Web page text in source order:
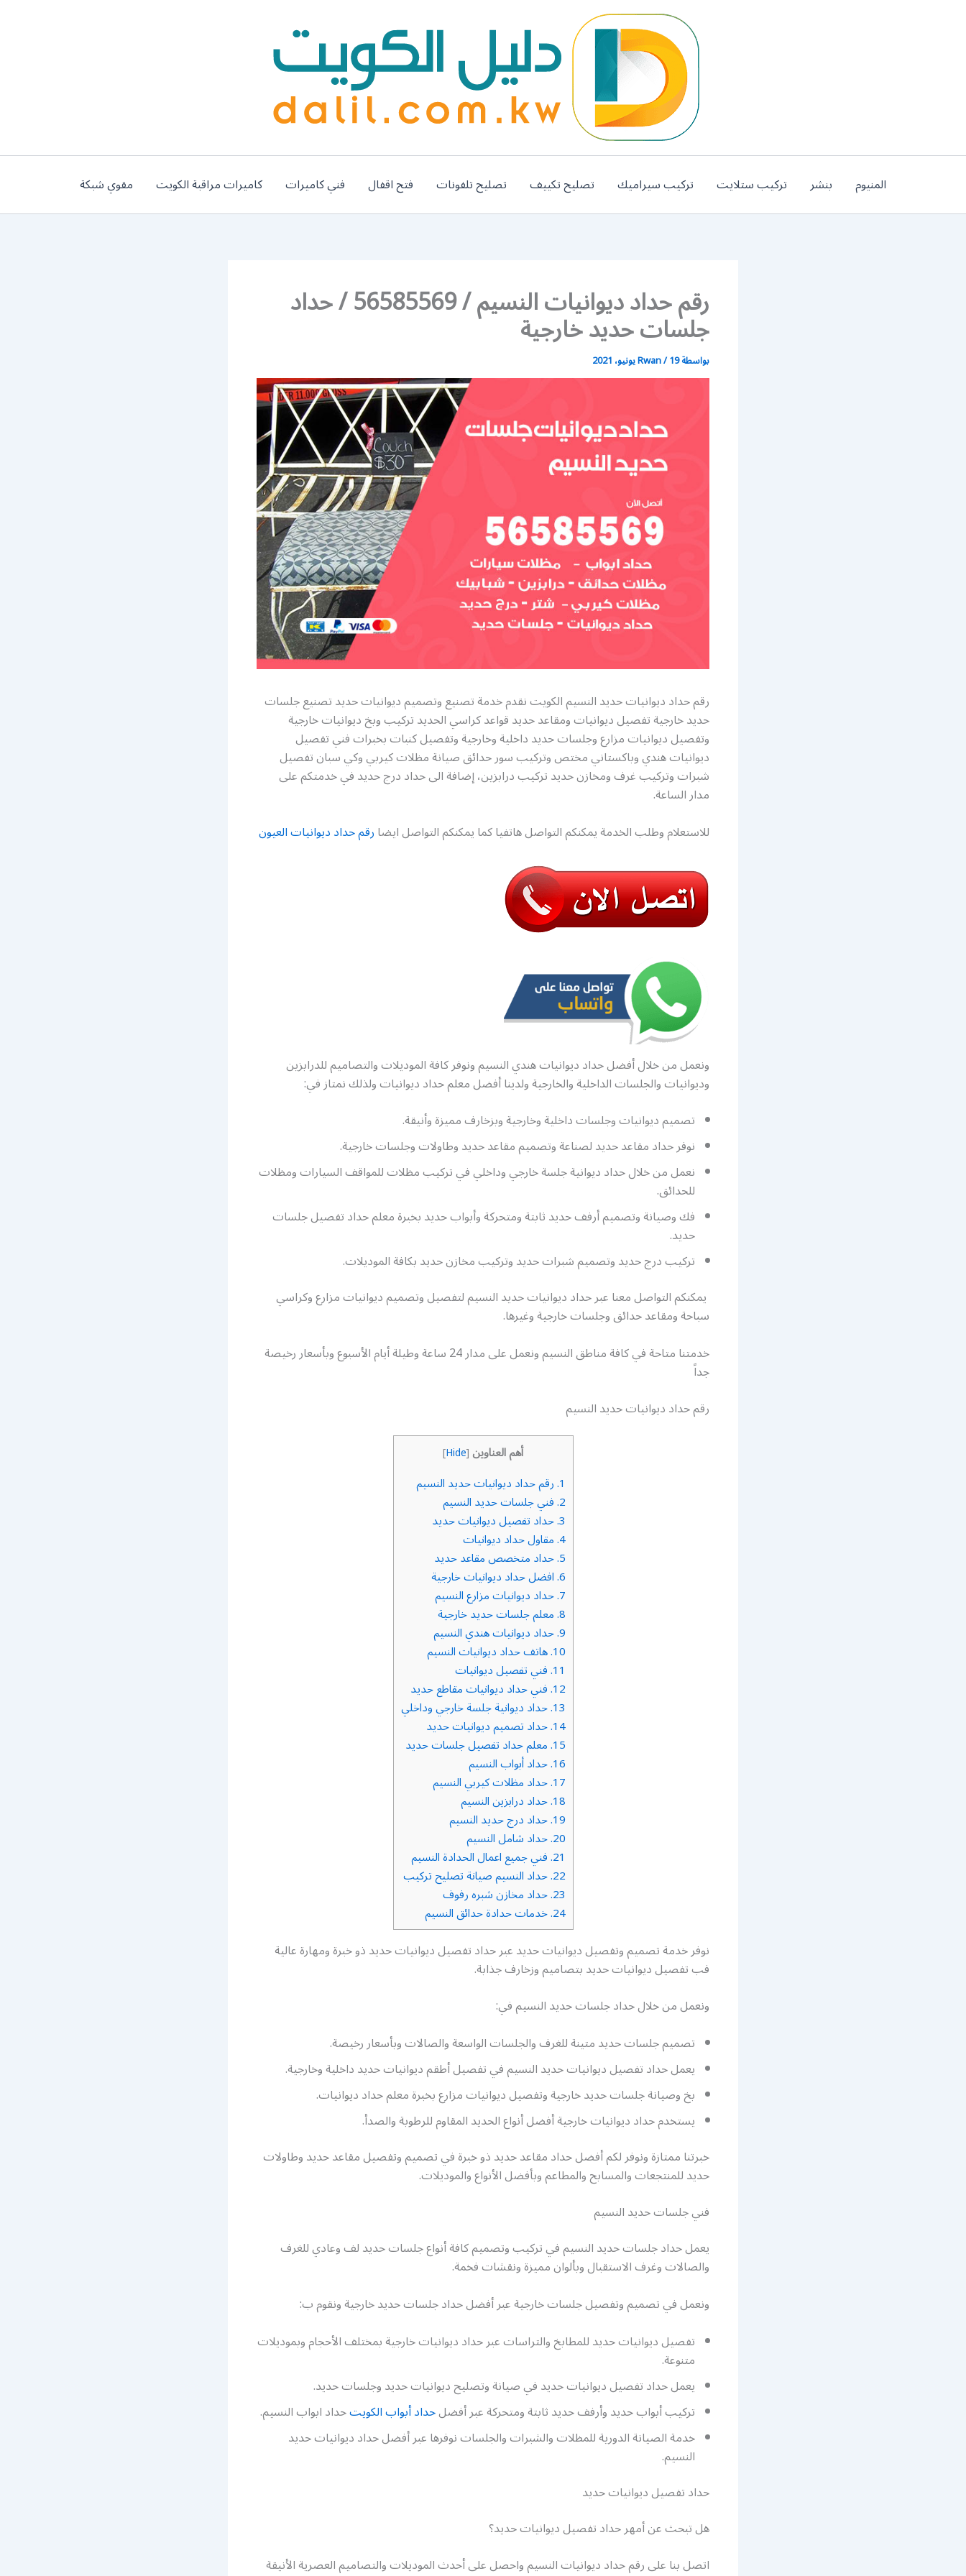
المنيوم بنشر تركيب ستلايت تركيب سيراميك تصليح تكييف تصليح تلفونات فتح اقفال فني كاميرات كاميرات مراقبة الكويت مقوي شبكة
رقم حداد ديوانيات النسيم / 56585569 / حداد
جلسات حديد خارجية
بواسطة Rwan/19 يونيو، 2021
رقم حداد ديوانيات حديد النسيم الكويت نقدم خدمة تصنيع وتصميم ديوانيات حديد تصنيع جلسات
حديد خارجية تفصيل ديوانيات ومقاعد حديد قواعد كراسي الحديد تركيب وبخ ديوانيات خارجية
وتفصيل ديوانيات مزارع وجلسات حديد داخلية وخارجية وتفصيل كنبات بخبرات فني تفصيل
ديوانيات هندي وباكستاني مختص وتركيب سور حدائق صيانة مظلات كيربي وكي سبان تفصيل
شبرات وتركيب غرف ومخازن حديد تركيب درابزين، إضافة الى حداد درج حديد في خدمتكم على
مدار الساعة.
للاستعلام وطلب الخدمة يمكنكم التواصل هاتفيا كما يمكنكم التواصل ايضارقم حداد ديوانيات العيون
ونعمل من خلال أفضل حداد ديوانيات هندي النسيم ونوفر كافة الموديلات والتصاميم للدرابزين
وديوانيات والجلسات الداخلية والخارجية ولدينا أفضل معلم حداد ديوانيات ولذلك نمتاز في:
تصميم ديوانيات وجلسات داخلية وخارجية وبزخارف مميزة وأنيقة.
نوفر حداد مقاعد حديد لصناعة وتصميم مقاعد حديد وطاولات وجلسات خارجية.
نعمل من خلال حداد ديوانية جلسة خارجي وداخلي في تركيب مظلات للمواقف السيارات ومظلات
للحدائق.
فك وصيانة وتصميم أرفف حديد ثابتة ومتحركة وأبواب حديد بخبرة معلم حداد تفصيل جلسات
حديد.
تركيب درج حديد وتصميم شبرات حديد وتركيب مخازن حديد بكافة الموديلات.
يمكنكم التواصل معنا عبر حداد ديوانيات حديد النسيم لتفصيل وتصميم ديوانيات مزارع وكراسي
سباحة ومقاعد حدائق وجلسات خارجية وغيرها.
خدمتنا متاحة في كافة مناطق النسيم ونعمل على مدار 24 ساعة وطيلة أيام الأسبوع وبأسعار رخيصة
جداً
رقم حداد ديوانيات حديد النسيم
أهم العناوين [
Hide
]
1. رقم حداد ديوانيات حديد النسيم
2. فني جلسات حديد النسيم
3. حداد تفصيل ديوانيات حديد
4. مقاول حداد ديوانيات
5. حداد متخصص مقاعد حديد
6. افضل حداد ديوانيات خارجية
7. حداد ديوانيات مزارع النسيم
8. معلم جلسات حديد خارجية
9. حداد ديوانيات هندي النسيم
10. هاتف حداد ديوانيات النسيم
11. فني تفصيل ديوانيات
12. فني حداد ديوانيات مقاطع حديد
13. حداد ديوانية جلسة خارجي وداخلي
14. حداد تصميم ديوانيات حديد
15. معلم حداد تفصيل جلسات حديد
16. حداد أبواب النسيم
17. حداد مظلات كيربي النسيم
18. حداد درابزين النسيم
19. حداد درج حديد النسيم
20. حداد شامل النسيم
21. فني جميع اعمال الحدادة النسيم
22. حداد النسيم صيانة تصليح تركيب
23. حداد مخازن شبره رفوف
24. خدمات حدادة حدائق النسيم
نوفر خدمة تصميم وتفصيل ديوانيات حديد عبر حداد تفصيل ديوانيات حديد ذو خبرة ومهارة عالية
فب تفصيل ديوانيات حديد بتصاميم وزخارف جذابة.
ونعمل من خلال حداد جلسات حديد النسيم في:
تصميم جلسات حديد متينة للغرف والجلسات الواسعة والصالات وبأسعار رخيصة.
يعمل حداد تفصيل ديوانيات حديد النسيم في تفصيل أطقم ديوانيات حديد داخلية وخارجية.
بخ وصيانة جلسات حديد خارجية وتفصيل ديوانيات مزارع بخبرة معلم حداد ديوانيات.
يستخدم حداد ديوانيات خارجية أفضل أنواع الحديد المقاوم للرطوبة والصدأ.
خبرتنا ممتازة ونوفر لكم أفضل حداد مقاعد حديد ذو خبرة في تصميم وتفصيل مقاعد حديد وطاولات
حديد للمنتجعات والمسابح والمطاعم وبأفضل الأنواع والموديلات.
فني جلسات حديد النسيم
يعمل حداد جلسات حديد النسيم في تركيب وتصميم كافة أنواع جلسات حديد لف وعادي للغرف
والصالات وغرف الاستقبال وبألوان مميزة ونقشات فخمة.
ونعمل في تصميم وتفصيل جلسات خارجية عبر أفضل حداد جلسات حديد خارجية ونقوم ب:
تفصيل ديوانيات حديد للمطابخ والتراسات عبر حداد ديوانيات خارجية بمختلف الأحجام وبموديلات
متنوعة.
يعمل حداد تفصيل ديوانيات حديد في صيانة وتصليح ديوانيات حديد وجلسات حديد.
تركيب أبواب حديد وأرفف حديد ثابتة ومتحركة عبر أفضلحداد أبواب الكويتحداد ابواب النسيم.
خدمة الصيانة الدورية للمظلات والشبرات والجلسات نوفرها عبر أفضل حداد ديوانيات حديد
النسيم.
حداد تفصيل ديوانيات حديد
هل تبحث عن أمهر حداد تفصيل ديوانيات حديد؟
اتصل بنا على رقم حداد ديوانيات النسيم واحصل على أحدث الموديلات والتصاميم العصرية الأنيقة